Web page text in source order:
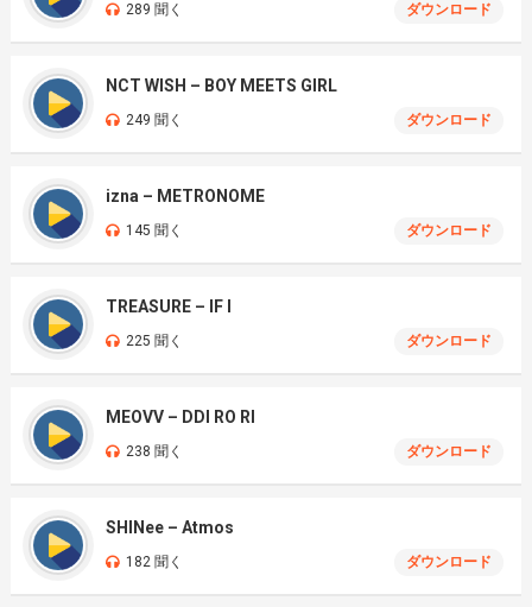
289 聞く ダウンロード
NCT WISH – BOY MEETS GIRL
249 聞く ダウンロード
izna – METRONOME
145 聞く ダウンロード
TREASURE – IF I
225 聞く ダウンロード
MEOVV – DDI RO RI
238 聞く ダウンロード
SHINee – Atmos
182 聞く ダウンロード